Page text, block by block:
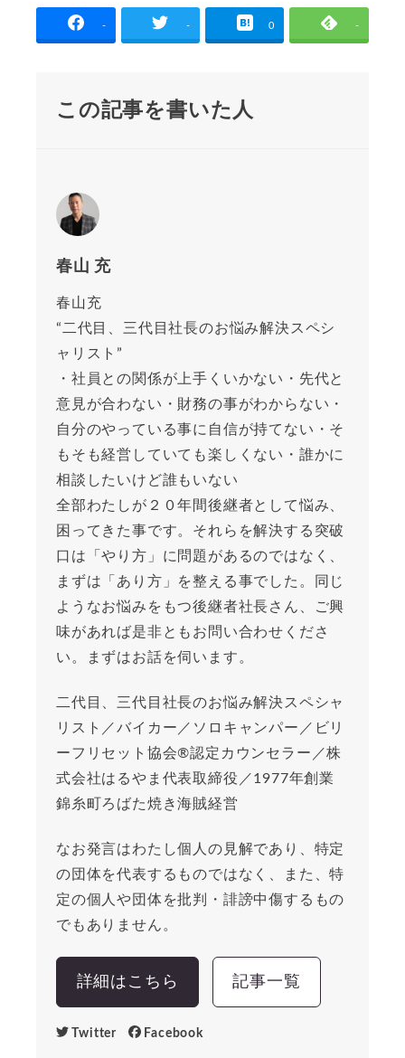
- - 0 -
この記事を書いた人
春山 充
春山充
“二代目、三代目社長のお悩み解決スペシ
ャリスト”
・社員との関係が上手くいかない・先代と
意見が合わない・財務の事がわからない・
自分のやっている事に自信が持てない・そ
もそも経営していても楽しくない・誰かに
相談したいけど誰もいない
全部わたしが２０年間後継者として悩み、
困ってきた事です。それらを解決する突破
口は「やり方」に問題があるのではなく、
まずは「あり方」を整える事でした。同じ
ようなお悩みをもつ後継者社長さん、ご興
味があれば是非ともお問い合わせくださ
い。まずはお話を伺います。
二代目、三代目社長のお悩み解決スペシャ
リスト／バイカー／ソロキャンパー／ビリ
ーフリセット協会®︎認定カウンセラー／株
式会社はるやま代表取締役／1977年創業
錦糸町ろばた焼き海賊経営
なお発言はわたし個人の見解であり、特定
の団体を代表するものではなく、また、特
定の個人や団体を批判・誹謗中傷するもの
でもありません。
詳細はこちら 記事一覧
Twitter Facebook